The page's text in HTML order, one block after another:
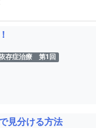
存症治療 第1回
見分ける方法